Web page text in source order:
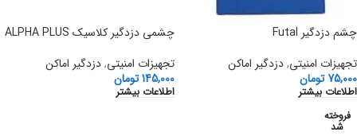
چشم دزدگیر Futal
تجهیزات امنیتی,دزدگیر اماکن
75,000 تومان
اطلاعات بیشتر
چشمی دزدگیر کلاسیک ALPHA PLUS
تجهیزات امنیتی,دزدگیر اماکن
145,000تومان
اطلاعات بیشتر
فروخته
شد